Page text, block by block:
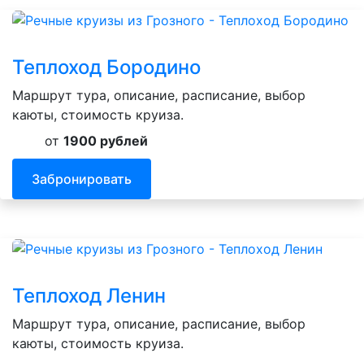
Теплоход Бородино
Маршрут тура, описание, расписание, выбор
каюты, стоимость круиза.
от 1900 рублей
Забронировать
Теплоход Ленин
Маршрут тура, описание, расписание, выбор
каюты, стоимость круиза.